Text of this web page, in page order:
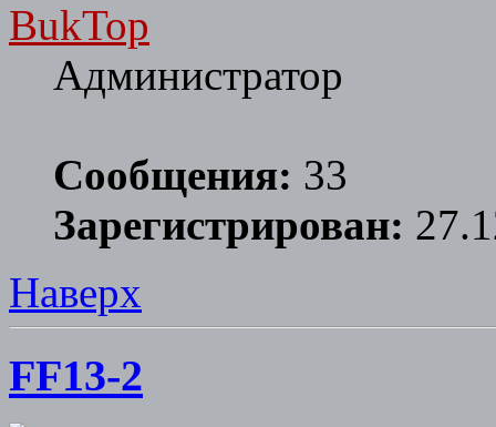
BukTop
Администратор
Сообщения: 33
Зарегистрирован:
Наверх
FF13-2